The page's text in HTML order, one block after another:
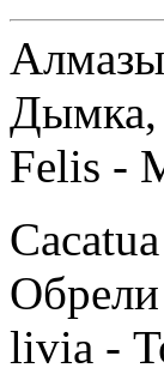
Felis -
livia -